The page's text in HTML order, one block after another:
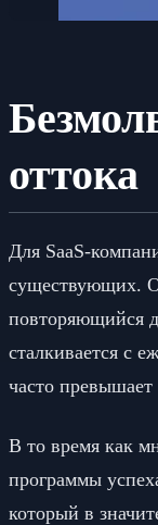
оттока
Для SaaS-
существующих.
повторяющийся
сталкивается с
часто превышает
В то время как
программы
который в